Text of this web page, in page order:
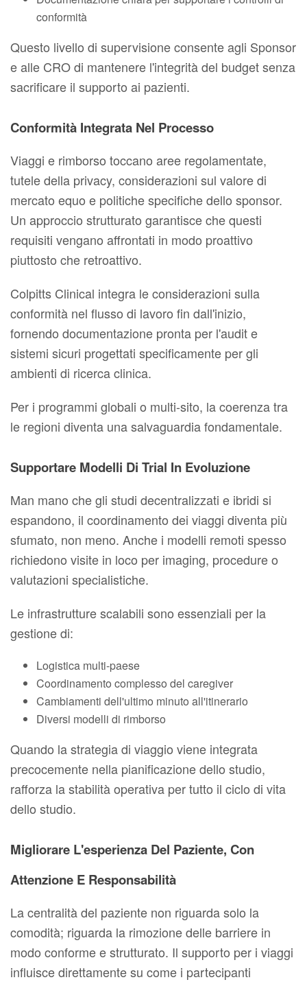
conformità
Questo livello di supervisione consente agli Sponsor
e alle CRO di mantenere l'integrità del budget senza
sacrificare il supporto ai pazienti.
Conformità Integrata Nel Processo
Viaggi e rimborso toccano aree regolamentate,
tutele della privacy, considerazioni sul valore di
mercato equo e politiche specifiche dello sponsor.
Un approccio strutturato garantisce che questi
requisiti vengano affrontati in modo proattivo
piuttosto che retroattivo.
Colpitts Clinical integra le considerazioni sulla
conformità nel flusso di lavoro fin dall'inizio,
fornendo documentazione pronta per l'audit e
sistemi sicuri progettati specificamente per gli
ambienti di ricerca clinica.
Per i programmi globali o multi-sito, la coerenza tra
le regioni diventa una salvaguardia fondamentale.
Supportare Modelli Di Trial In Evoluzione
Man mano che gli studi decentralizzati e ibridi si
espandono, il coordinamento dei viaggi diventa più
sfumato, non meno. Anche i modelli remoti spesso
richiedono visite in loco per imaging, procedure o
valutazioni specialistiche.
Le infrastrutture scalabili sono essenziali per la
gestione di:
Logistica multi-paese
Coordinamento complesso del caregiver
Cambiamenti dell'ultimo minuto all'itinerario
Diversi modelli di rimborso
Quando la strategia di viaggio viene integrata
precocemente nella pianificazione dello studio,
rafforza la stabilità operativa per tutto il ciclo di vita
dello studio.
Migliorare L'esperienza Del Paziente, Con
Attenzione E Responsabilità
La centralità del paziente non riguarda solo la
comodità; riguarda la rimozione delle barriere in
modo conforme e strutturato. Il supporto per i viaggi
influisce direttamente su come i partecipanti